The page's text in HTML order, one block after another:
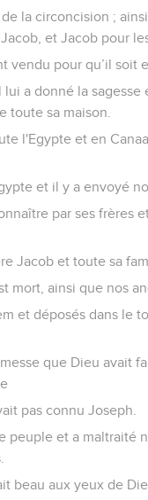
la circoncision ;
et Jacob pour
vendu pour qu’il
a donné la
toute sa maison.
l'Egypte et en
et il y a envoyé
par ses frères
Jacob et toute sa
mort, ainsi que nos
et déposés dans le
que Dieu avait
pas connu Joseph.
peuple et a maltraité
beau aux yeux de